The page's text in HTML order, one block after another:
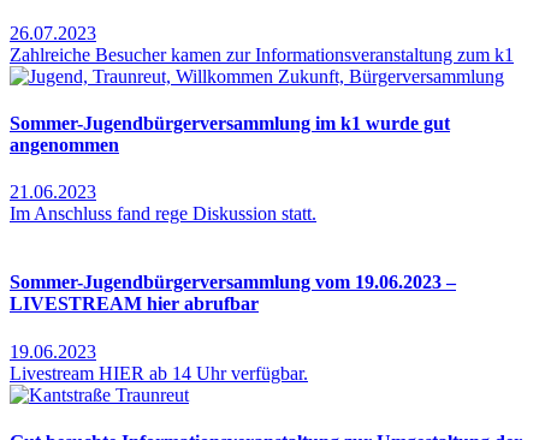
26.07.2023
Zahlreiche Besucher kamen zur Informationsveranstaltung zum k1
Sommer-Jugendbürgerversammlung im k1 wurde gut
angenommen
21.06.2023
Im Anschluss fand rege Diskussion statt.
Sommer-Jugendbürgerversammlung vom 19.06.2023 –
LIVESTREAM hier abrufbar
19.06.2023
Livestream HIER ab 14 Uhr verfügbar.